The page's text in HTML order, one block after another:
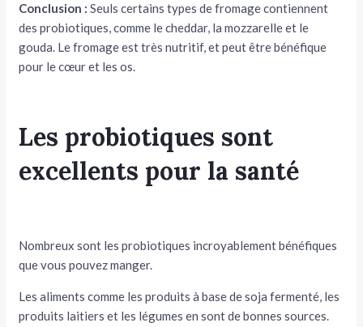
Conclusion : Seuls certains types de fromage contiennent
des probiotiques, comme le cheddar, la mozzarelle et le
gouda. Le fromage est très nutritif, et peut être bénéfique
pour le cœur et les os.
Les probiotiques sont
excellents pour la santé
Nombreux sont les probiotiques incroyablement bénéfiques
que vous pouvez manger.
Les aliments comme les produits à base de soja fermenté, les
produits laitiers et les légumes en sont de bonnes sources.